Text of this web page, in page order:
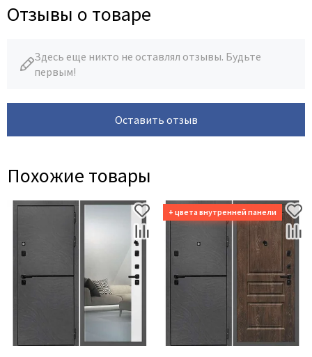
Отзывы о товаре
Здесь еще никто не оставлял отзывы. Будьте
первым!
Оставить отзыв
Похожие товары